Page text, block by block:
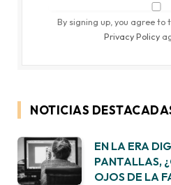
By signing up, you agree to
Privacy Policy
NOTICIAS
EN LA ERA
PANTALLAS,
OJOS DE LA